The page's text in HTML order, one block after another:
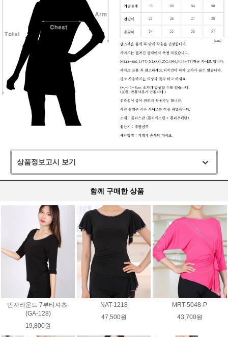
상품정보고시 보기
함께 구매한 상품
민자라운드 7부티셔츠-
(GA-128)
19,800원
NAT-1218
47,500원
MRT-5048-P
43,700원